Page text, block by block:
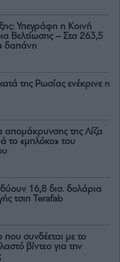
Υπεγράφη η Κοινή
Βελτίωσης – Στα 263,5
δαπάνη
της Ρωσίας ενέκρινε η
της Λίζα
το «μπλόκο» του
16,8 δισ. δολάρια
τσιπ Terafab
συνδέεται με το
βίντεο για την